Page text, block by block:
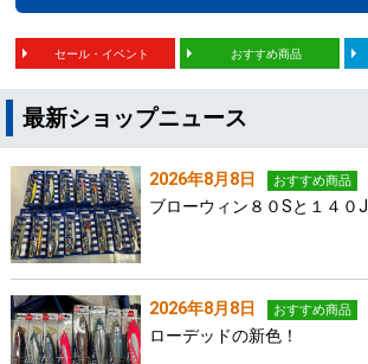
セール・イベント おすすめ商品
最新ショップニュース
2026年8月8日 おすすめ商品
ブローウィン８０Sと１４０J
2026年8月8日 おすすめ商品
ローデッドの新色！